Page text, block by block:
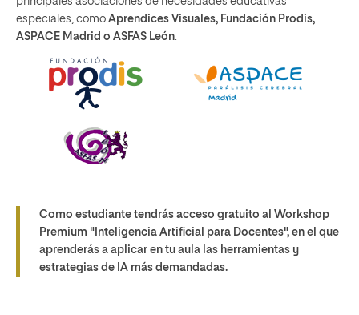
especiales, como Aprendices Visuales, Fundación Prodis,
ASPACE Madrid o ASFAS León.
Como estudiante tendrás acceso gratuito al Workshop
Premium "Inteligencia Artificial para Docentes", en el que
aprenderás a aplicar en tu aula las herramientas y
estrategias de IA más demandadas.